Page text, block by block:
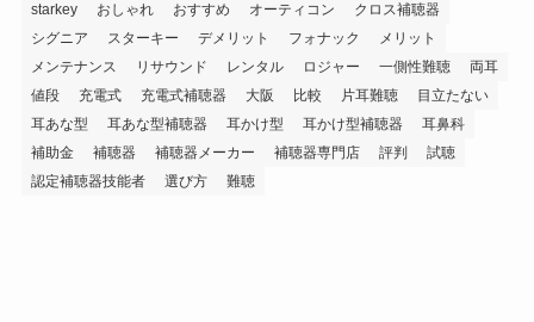
starkey
おしゃれ おすすめ オーティコン
クロス補聴器
シグニア
スターキー デメリット フォナック
メリット
メンテナンス
リサウンド レンタル ロジャー 一側性難聴
両耳
値段
充電式 充電式補聴器 大阪 比較 片耳難聴
目立たない
耳あな型
耳あな型補聴器 耳かけ型 耳かけ型補聴器
耳鼻科
補助金
補聴器 補聴器メーカー 補聴器専門店 評判
試聴
認定補聴器技能者
選び方 難聴